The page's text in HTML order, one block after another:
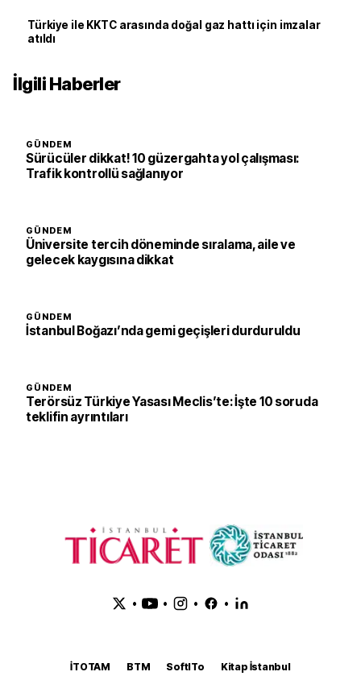
Türkiye ile KKTC arasında doğal gaz hattı için imzalar
atıldı
İlgili Haberler
GÜNDEM
Sürücüler dikkat! 10 güzergahta yol çalışması:
Trafik kontrollü sağlanıyor
GÜNDEM
Üniversite tercih döneminde sıralama, aile ve
gelecek kaygısına dikkat
GÜNDEM
İstanbul Boğazı’nda gemi geçişleri durduruldu
GÜNDEM
Terörsüz Türkiye Yasası Meclis’te: İşte 10 soruda
teklifin ayrıntıları
• • • •
İTOTAM BTM SoftITo
Kitap İstanbul